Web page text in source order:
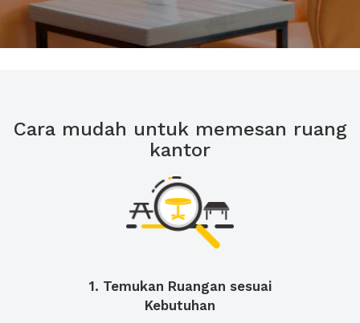
Cara mudah untuk memesan ruang
kantor
1. Temukan Ruangan sesuai
Kebutuhan